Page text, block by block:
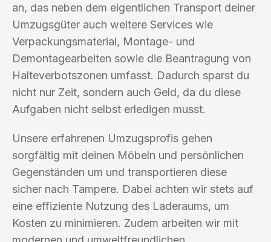
an, das neben dem eigentlichen Transport deiner
Umzugsgüter auch weitere Services wie
Verpackungsmaterial, Montage- und
Demontagearbeiten sowie die Beantragung von
Halteverbotszonen umfasst. Dadurch sparst du
nicht nur Zeit, sondern auch Geld, da du diese
Aufgaben nicht selbst erledigen musst.
Unsere erfahrenen Umzugsprofis gehen
sorgfältig mit deinen Möbeln und persönlichen
Gegenständen um und transportieren diese
sicher nach Tampere. Dabei achten wir stets auf
eine effiziente Nutzung des Laderaums, um
Kosten zu minimieren. Zudem arbeiten wir mit